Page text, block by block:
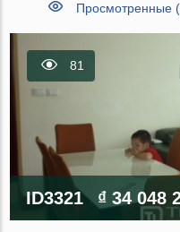
Просмотренные
81
ID3321 ₫ 34 048